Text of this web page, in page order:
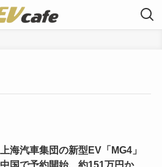
上海汽車集団の新型EV「MG4」
中国で予約開始、約151万円か